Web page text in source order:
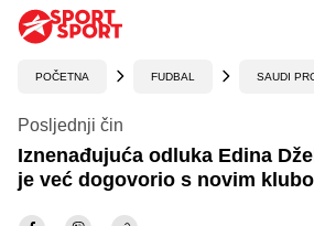
POČETNA FUDBAL SAUDI
Posljednji čin
Iznenađujuća odluka Edina
je već dogovorio s novim